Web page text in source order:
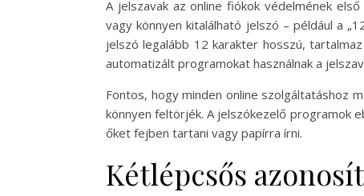
A jelszavak az online fiókok védelmének
vagy könnyen kitalálható jelszó – például a
jelszó legalább 12 karakter hosszú,
automatizált programokat használnak a
Fontos, hogy minden online szolgáltatáshoz
könnyen feltörjék. A jelszókezelő programok
őket fejben tartani vagy papírra írni.
Kétlépcsős